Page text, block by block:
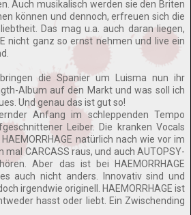
Auch musikalisch werden sie den Briten
können und dennoch, erfreuen sich die
Das mag u.a. auch daran liegen,
nicht ganz so ernst nehmen und live ein
bringen die Spanier um Luisma nun ihr
Album auf den Markt und was soll ich
Und genau das ist gut so!
Anfang im schleppenden Tempo
Leiber. Die kranken Vocals
natürlich nach wie vor im
CARCASS raus, und auch AUTOPSY-
Aber das ist bei HAEMORRHAGE
auch nicht anders. Innovativ sind und
irgendwie originell. HAEMORRHAGE ist
hasst oder liebt. Ein Zwischending